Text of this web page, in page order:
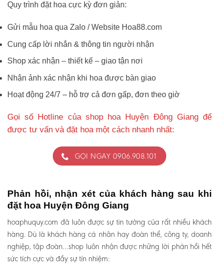
Quy trình đặt hoa cực kỳ đơn giản:
Gửi mẫu hoa qua Zalo / Website Hoa88.com
Cung cấp lời nhắn & thông tin người nhận
Shop xác nhận – thiết kế – giao tận nơi
Nhận ảnh xác nhận khi hoa được bàn giao
Hoạt động 24/7 – hỗ trợ cả đơn gấp, đơn theo giờ
Gọi số Hotline của shop hoa Huyện Đông Giang để
được tư vấn và đặt hoa một cách nhanh nhất:
GỌI NGAY 0906.908.101
Phản hồi, nhận xét của khách hàng sau khi
đặt hoa Huyện Đông Giang
hoaphuquy.com đã luôn được sự tin tưởng của rất nhiều khách
hàng. Dù là khách hàng cá nhân hay đoàn thể, công ty, doanh
nghiệp, tập đoàn…shop luôn nhận được những lời phản hồi hết
sức tích cực và đầy sự tín nhiệm: